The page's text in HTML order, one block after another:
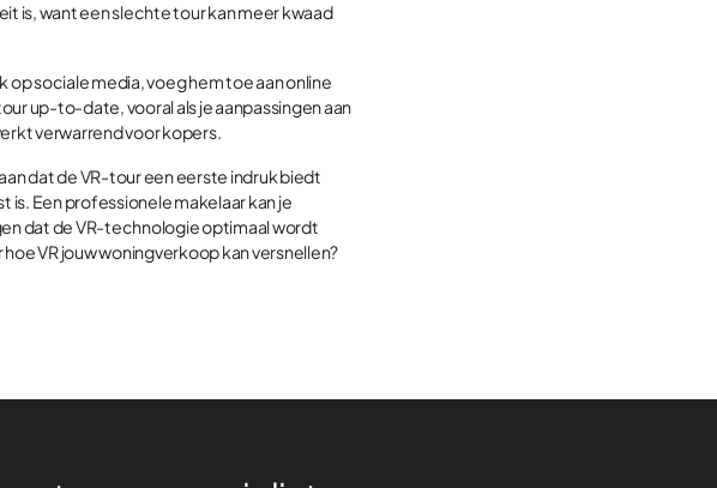
is, want een slechte tour kan meer kwaad
sociale media, voeg hem toe aan online
up-to-date, vooral als je aanpassingen aan
verwarrend voor kopers.
dat de VR-tour een eerste indruk biedt
Een professionele makelaar kan je
dat de VR-technologie optimaal wordt
VR jouw woningverkoop kan versnellen?